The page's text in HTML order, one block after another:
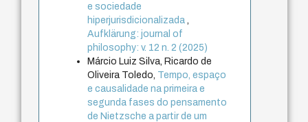
e sociedade
hiperjurisdicionalizada
Aufklärung: journal of
philosophy: v. 12 n. 2 (2025)
Márcio Luiz Silva, Ricardo de
Oliveira Toledo, Tempo, espaço
e causalidade na primeira e
segunda fases do pensamento
de Nietzsche a partir de um